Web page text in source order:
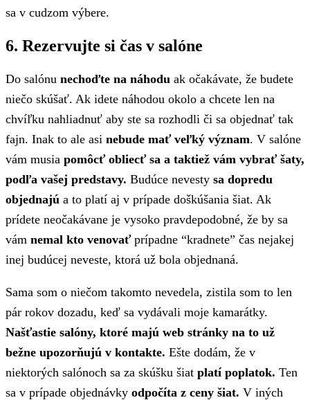
sa v cudzom výbere.
6. Rezervujte si čas v salóne
Do salónu nechoďte na náhodu ak očakávate, že budete
niečo skúšať. Ak idete náhodou okolo a chcete len na
chvíľku nahliadnuť aby ste sa rozhodli či sa objednať tak
fajn. Inak to ale asi nebude mať veľký význam. V salóne
vám musia pomôcť obliecť sa a taktiež vám vybrať šaty,
podľa vašej predstavy. Budúce nevesty sa dopredu
objednajú a to platí aj v prípade doškúšania šiat. Ak
prídete neočakávane je vysoko pravdepodobné, že by sa
vám nemal kto venovaťprípadne “kradnete” čas nejakej
inej budúcej neveste, ktorá už bola objednaná.
Sama som o niečom takomto nevedela, zistila som to len
pár rokov dozadu, keď sa vydávali moje kamarátky.
Našťastie salóny, ktoré majú web stránky na to už
bežne upozorňujú v kontakte. Ešte dodám, že v
niektorých salónoch sa za skúšku šiat platí poplatok. Ten
sa v prípade objednávky odpočíta z ceny šiat. V iných